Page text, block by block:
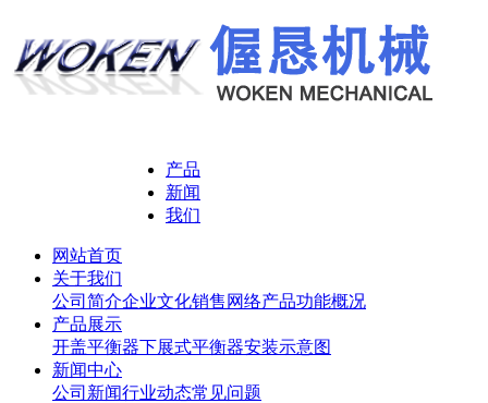
产品
新闻
我们
网站首页
关于我们
公司简介企业文化销售网络产品功能概况
产品展示
开盖平衡器下展式平衡器安装示意图
新闻中心
公司新闻行业动态常见问题